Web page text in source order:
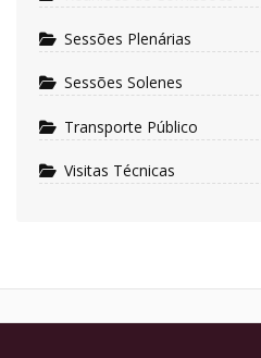
Sessões Plenárias
Sessões Solenes
Transporte Público
Visitas Técnicas